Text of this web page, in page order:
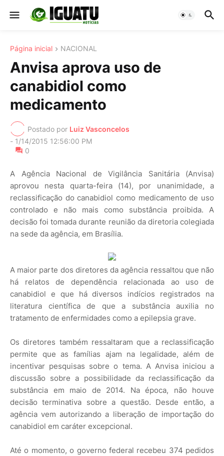
Página inicial NACIONAL
Anvisa aprova uso de
canabidiol como
medicamento
Postado por Luiz Vasconcelos
- 1/14/2015 12:56:00 PM
0
A Agência Nacional de Vigilância Sanitária (Anvisa)
aprovou nesta quarta-feira (14), por unanimidade, a
reclassificação do canabidiol como medicamento de uso
controlado e não mais como substância proibida. A
decisão foi tomada durante reunião da diretoria colegiada
na sede da agência, em Brasília.
A maior parte dos diretores da agência ressaltou que não
há relatos de dependência relacionada ao uso de
canabidiol e que há diversos indícios registrados na
literatura científica de que a substância auxilia no
tratamento de enfermidades como a epilepsia grave.
Os diretores também ressaltaram que a reclassificação
permite que as famílias ajam na legalidade, além de
incentivar pesquisas sobre o tema. A Anvisa iniciou a
discussão sobre a possibilidade da reclassificação da
substância em maio de 2014. Na época, não houve
decisão terminativa sobre a questão. Desde então, a
agência vem autorizando a liberação de importação do
canabidiol em caráter excepcional.
Até o momento, o governo federal recebeu 374 pedidos